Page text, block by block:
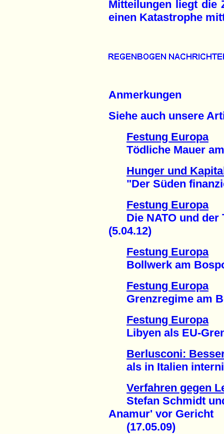
Mitteilungen liegt die
einen Katastrophe
Anmerkungen
Siehe auch unsere
Festung Europa
Tödliche Mauer am
Hunger und
"Der Süden
Festung Europa
Die NATO und der
(5.04.12)
Festung Europa
Bollwerk am
Festung Europa
Grenzregime am
Festung Europa
Libyen als EU-
Berlusconi:
als in Italien
Verfahren gegen
Stefan Schmidt
Anamur' vor Gericht
(17.05.09)